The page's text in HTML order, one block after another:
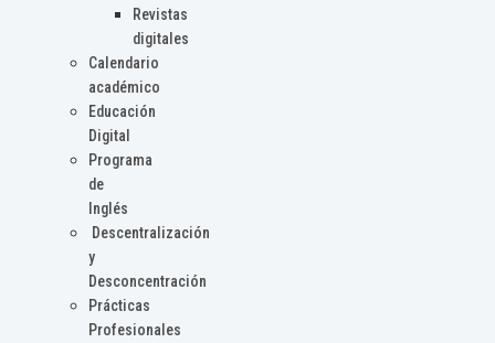
Revistas
digitales
Calendario
académico
Educación
Digital
Programa
de
Inglés
Descentralización
y
Desconcentración
Prácticas
Profesionales